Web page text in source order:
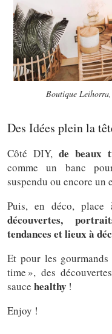
Boutique
Des Idées plein la
Côté DIY, de beaux
comme un banc
suspendu ou encore
Puis, en déco,
découvertes,
tendances et lieux à
Et pour les gourmands
time », des
sauce healthy !
Enjoy !